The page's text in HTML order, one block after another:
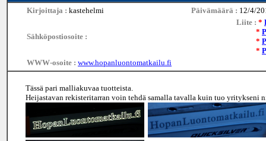
Kirjoittaja : kastehelmi Päivämäärä : 12/4/
Sähköpostiosoite :
Liite : *
*
*
*
WWW-osoite : www.hopanluontomatkailu.fi
Tässä pari malliakuvaa tuotteista.
Heijastavan rekisteritarran voin tehdä samalla tavalla kuin tuo yritykseni